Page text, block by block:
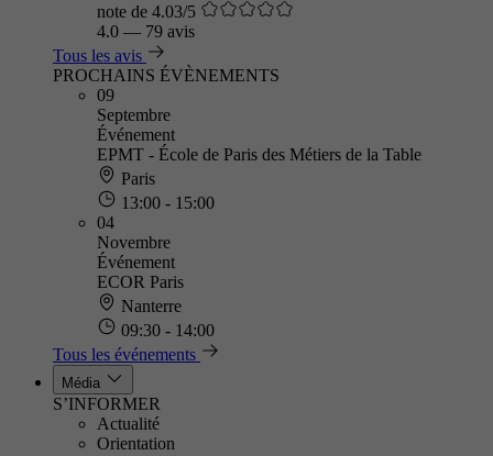
note de 4.03/5
4.0 — 79 avis
Tous les avis
PROCHAINS ÉVÈNEMENTS
09
Septembre
Événement
EPMT - École de Paris des Métiers de la Table
Paris
13:00 - 15:00
04
Novembre
Événement
ECOR Paris
Nanterre
09:30 - 14:00
Tous les événements
Média
S’INFORMER
Actualité
Orientation